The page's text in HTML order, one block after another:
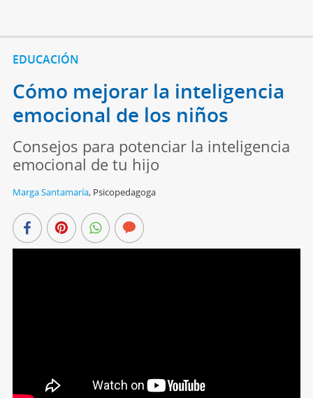
EDUCACIÓN
Cómo mejorar la inteligencia
emocional de los niños
Consejos para potenciar la inteligencia
emocional de tu hijo
Marga Santamaría, Psicopedagoga